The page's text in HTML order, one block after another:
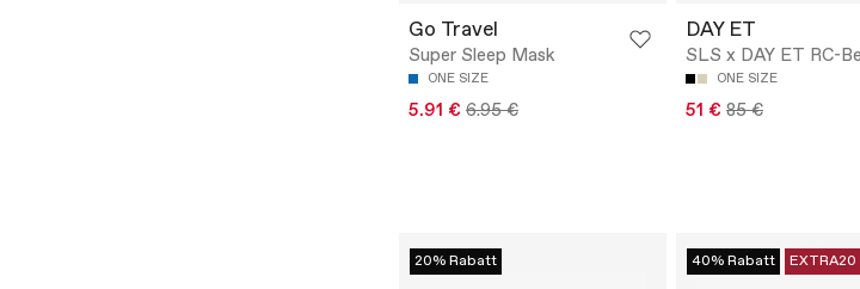
Go Travel
Super Sleep Mask
ONE SIZE
5.91 € 6.95 €
DAY ET
SLS x DAY ET RC-
ONE SIZE
51 € 85 €
20% Rabatt 40% Rabatt EXTRA20